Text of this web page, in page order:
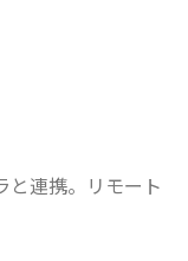
と連携。リモート